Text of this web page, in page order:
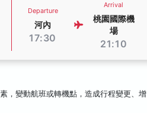
Departure
河內
17:30
Arrival
桃園國際機
場
21:10
，變動航班或轉機點，造成行程變更、增